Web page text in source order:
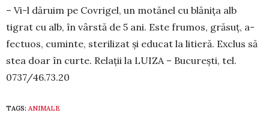
– Vi-l dăruim pe Covrigel, un mo­tănel cu blănița alb
tigrat cu alb, în vârstă de 5 ani. Es­te frumos, gră­suț, a­
fec­tuos, cuminte, steri­li­zat și edu­cat la li­tieră. Exclus să
stea doar în curte. Relații la LUIZA – București, tel.
0737/46.73.20
TAGS: ANIMALE